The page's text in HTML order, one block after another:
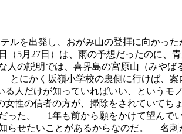
を出発し、おがみ山の登拝に向かった
5月27日）は、雨の予想だったのに、青
の説明では、喜界島の宮原山（みやば
にかく坂嶺小学校の裏側に行けば、
人だけが知っていればいい、という
性の信者の方が、掃除をされていてち
った。 1年も前から願をかけて望んで
せたいことがあるからなのだ。 名刺